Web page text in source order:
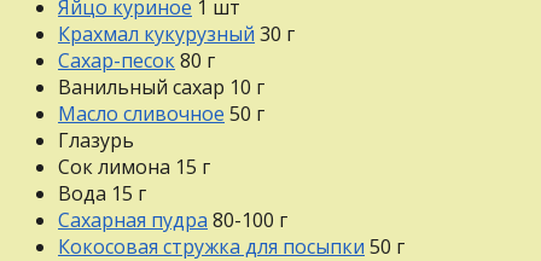
Яйцо куриное 1 шт
Крахмал кукурузный 30 г
Сахар-песок80 г
Ванильный сахар 10 г
Масло сливочное 50 г
Глазурь
Сок лимона 15 г
Вода 15 г
Сахарная пудра 80-100 г
Кокосовая стружка для посыпки 50 г